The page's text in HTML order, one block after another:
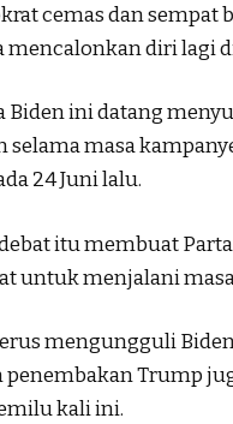
cemas dan
diri lagi
Biden ini datang
masa
24 Juni lalu.
itu membuat
untuk menjalani
mengungguli
Trump
kali ini.